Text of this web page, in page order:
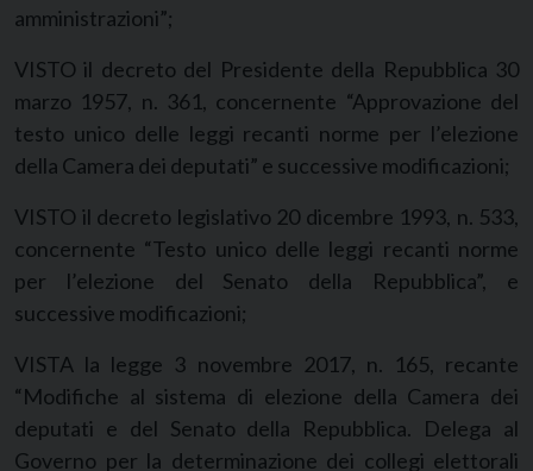
amministrazioni”;
VISTO il decreto del Presidente della Repubblica 30
marzo 1957, n. 361, concernente “Approvazione del
testo unico delle leggi recanti norme per l’elezione
della Camera dei deputati” e successive modificazioni;
VISTO il decreto legislativo 20 dicembre 1993, n. 533,
concernente “Testo unico delle leggi recanti norme
per l’elezione del Senato della Repubblica”, e
successive modificazioni;
VISTA la legge 3 novembre 2017, n. 165, recante
“Modifiche al sistema di elezione della Camera dei
deputati e del Senato della Repubblica. Delega al
Governo per la determinazione dei collegi elettorali